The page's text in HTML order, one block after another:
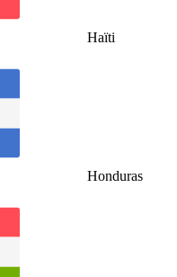
Haïti
Honduras